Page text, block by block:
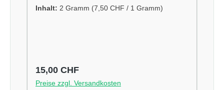
Inhalt: 2 Gramm (7,50 CHF / 1 Gramm)
Regulärer Preis:
15,00 CHF
Preise zzgl. Versandkosten